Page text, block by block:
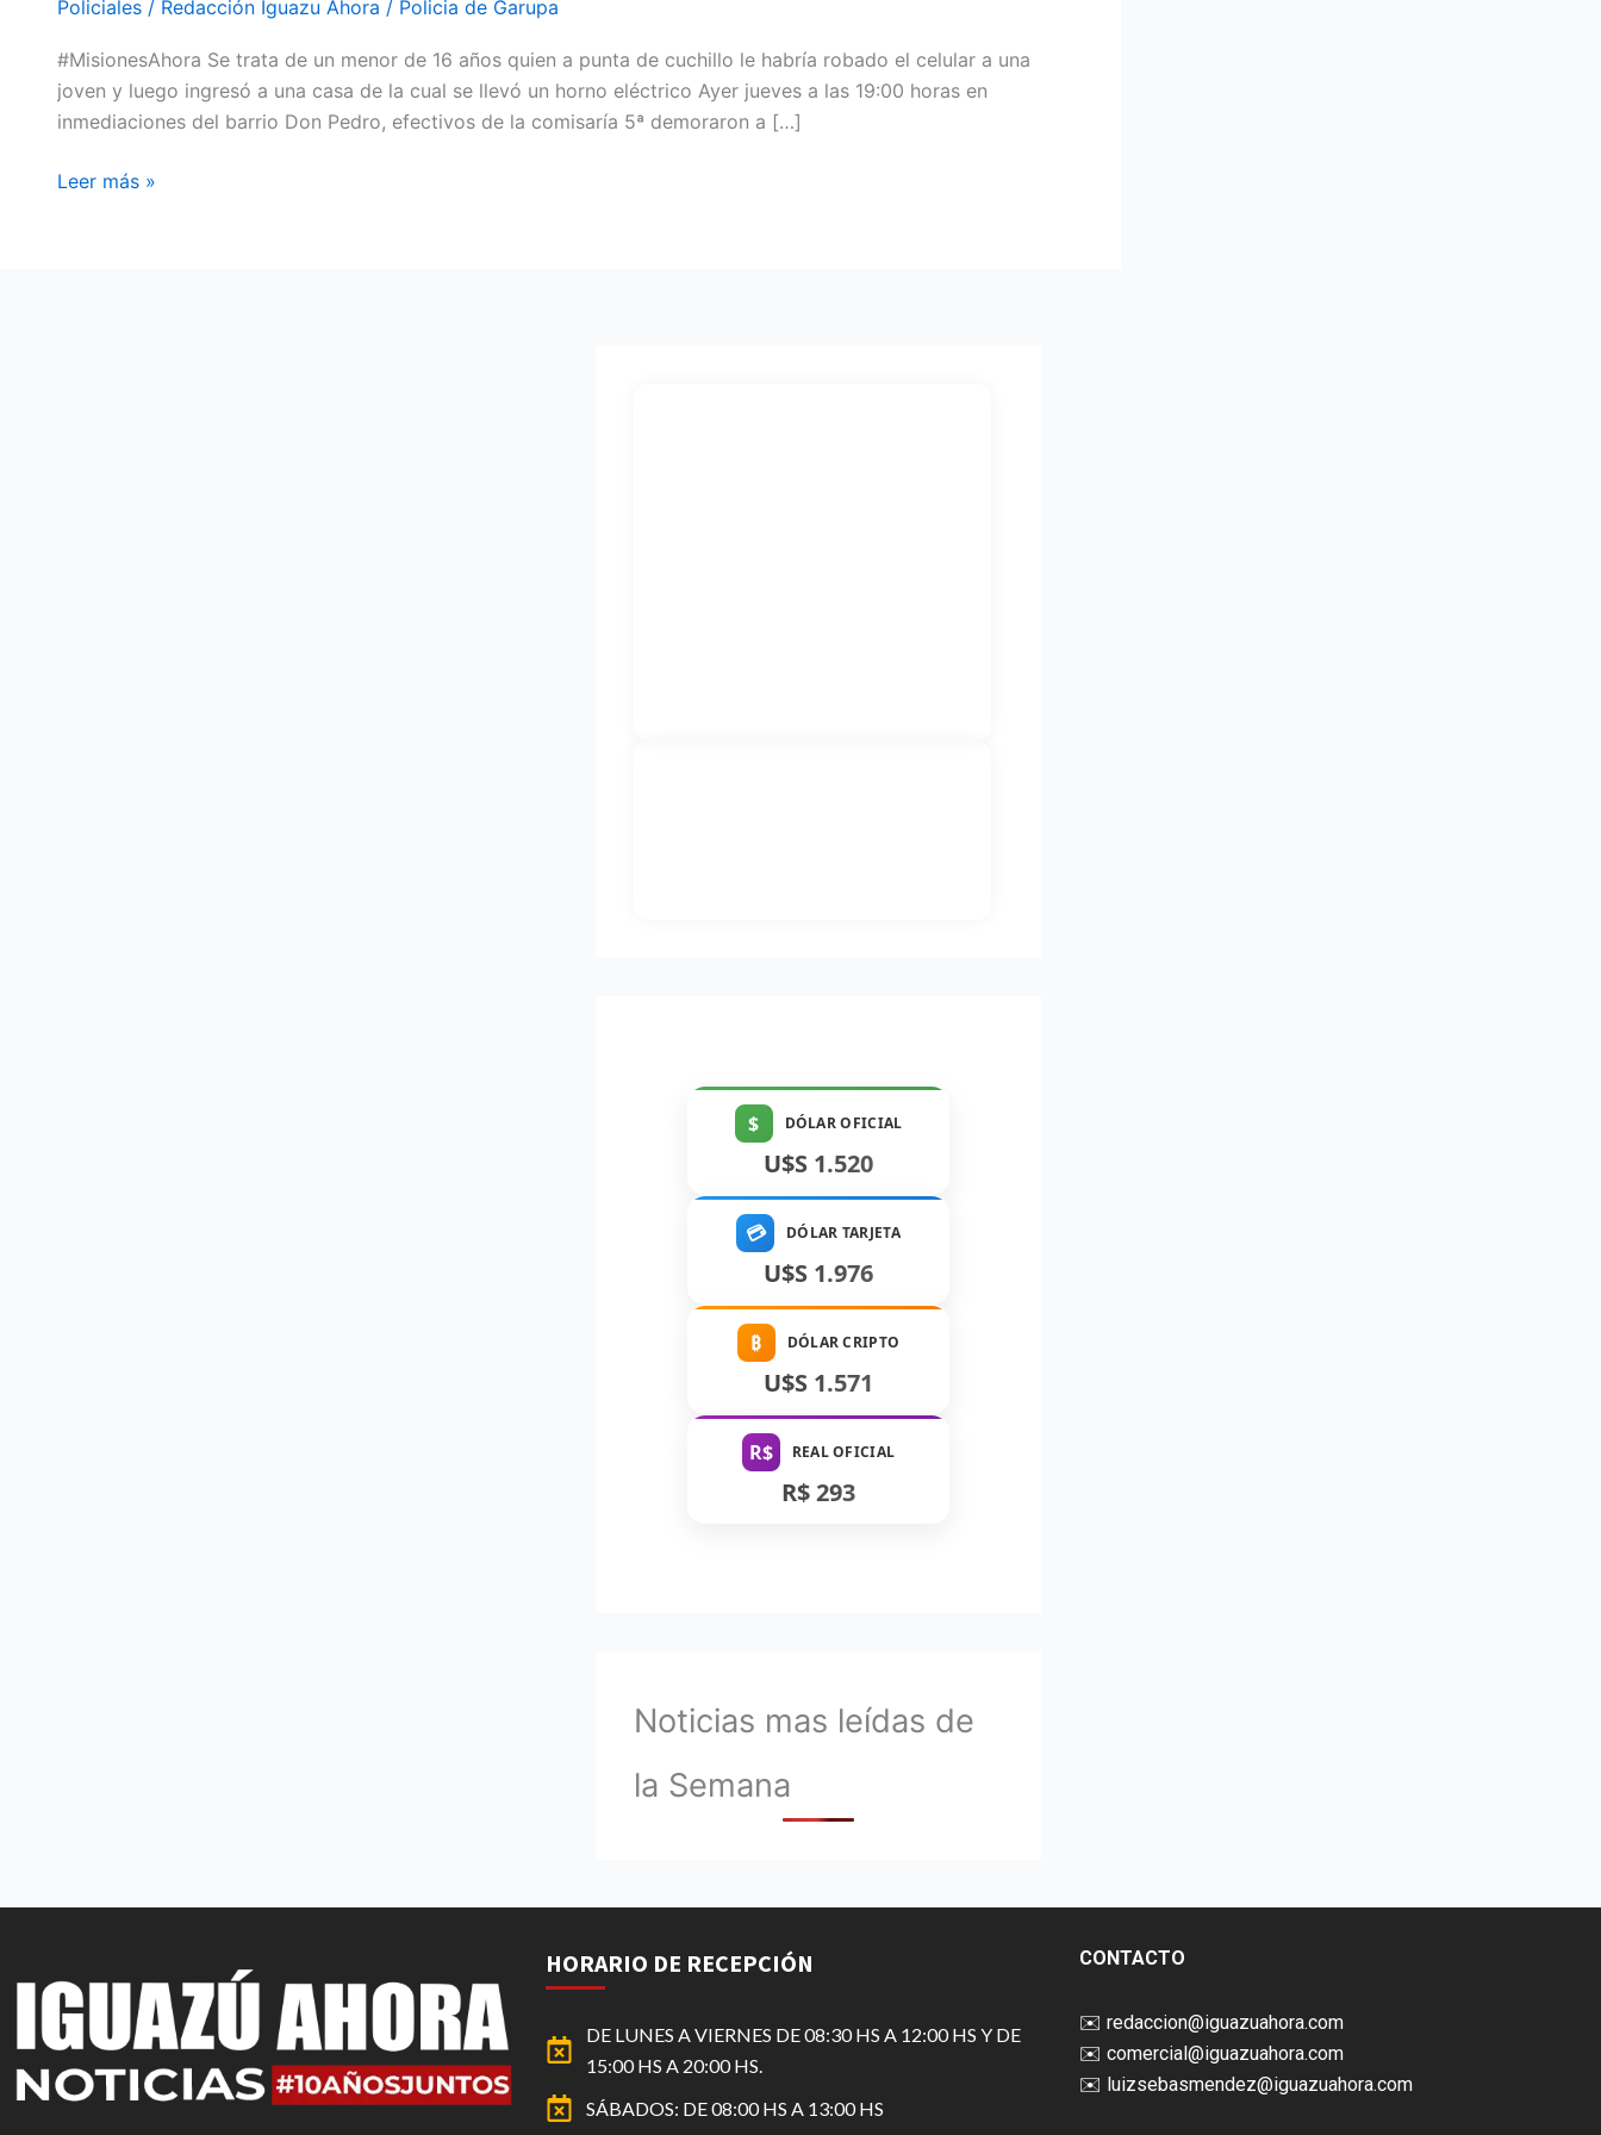
Policiales / Redacción Iguazu Ahora / Policia de Garupa
#MisionesAhora Se trata de un menor de 16 años quien a punta de cuchillo le habría robado el celular a una
joven y luego ingresó a una casa de la cual se llevó un horno eléctrico Ayer jueves a las 19:00 horas en
inmediaciones del barrio Don Pedro, efectivos de la comisaría 5ª demoraron a […]
TRAS
UN
RAID
Leer más »
$ DÓLAR OFICIAL
U$S 1.520
💳 DÓLAR TARJETA
U$S 1.976
₿ DÓLAR CRIPTO
U$S 1.571
R$ REAL OFICIAL
R$ 293
Noticias mas leídas de
la Semana
HORARIO DE RECEPCIÓN
DE LUNES A VIERNES DE 08:30 HS A 12:00 HS Y DE
15:00 HS A 20:00 HS.
SÁBADOS: DE 08:00 HS A 13:00 HS
CONTACTO
✉️ redaccion@iguazuahora.com
✉️ comercial@iguazuahora.com
✉️ luizsebasmendez@iguazuahora.com